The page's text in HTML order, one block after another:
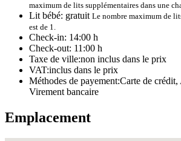
maximum de lits supplémentaires dans une
Lit bébé: gratuit Le nombre maximum de
est de 1.
Check-in: 14:00 h
Check-out: 11:00 h
Taxe de ville:non inclus dans le prix
VAT:inclus dans le prix
Méthodes de payement:Carte de
Virement bancaire
Emplacement